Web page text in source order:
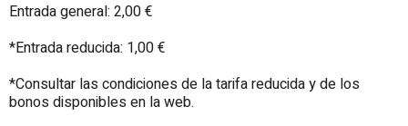
Entrada general: 2,00 €
*Entrada reducida: 1,00 €
*Consultar las condiciones de la tarifa reducida y de los
bonos disponibles en la web.